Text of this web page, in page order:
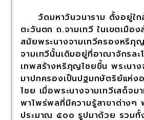
วัดมหาวันวนาราม ตั้งอยู่ใก
ตะวันตก ถ.จามเทวี ในเขตเมือ
สมัยพระนางจามเทวีครองหริภุ
จามเทวีนั้นเดิมอยู่ที่อาณาจักรละ
เทพสร้างหริภุญไชยขึ้น พระนาง
มาปกครองเป็นปฐมกษัตริย์แห่
ไชย เมื่อพระนางจามเทวีเสด็จ
พาไพร่พลที่มีความรู้สาขาต่างๆ
ประมาณ ๕๐๐ รูปมาด้วย รวม